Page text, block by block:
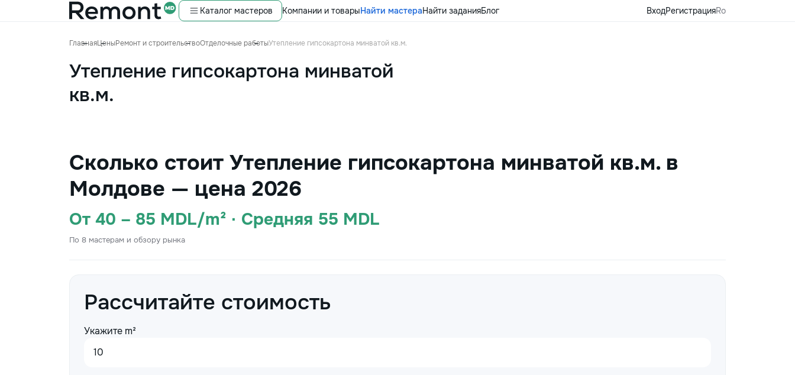
Каталог мастеров Компании и товарыНайти мастераНайти заданияБлог ВходРегистрацияRo
ГлавнаяЦеныРемонт и строительствоОтделочные работыУтепление гипсокартона минватой кв.м.
Утепление гипсокартона минватой
кв.м.
Сколько стоит Утепление гипсокартона минватой кв.м. в
Молдове — цена 2026
От 40 – 85 MDL/m² · Средняя 55 MDL
По 8 мастерам и обзору рынка
Рассчитайте стоимость
Укажите m²